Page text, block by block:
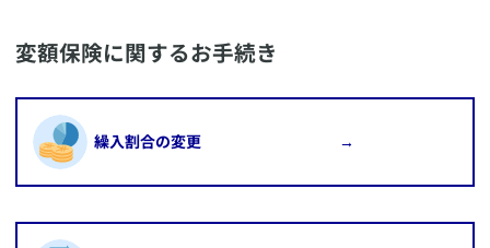
​変額保険に関するお手続き
​繰入割合の変更 →